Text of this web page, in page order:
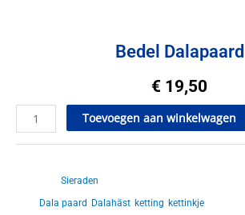
Bedel Dalapaard
€ 19,50
Bedel
Dalapaard
Toevoegen aan winkelwagen
Sieraden
Dala paard Dalahäst ketting kettinkje